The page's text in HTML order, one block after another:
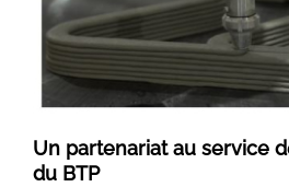
Un partenariat au service
du BTP